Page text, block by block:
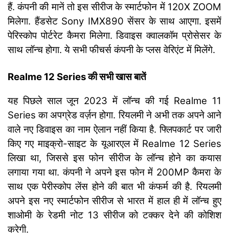
हैं. कंपनी की मानें तो इस सीरीज के स्मार्टफोन में 120X ZOOM
मिलेगा. हैंडसेट Sony IMX890 सेंसर के साथ आएगा. इसमें
पेरिस्कोप पोर्टरेट कैमरा मिलेगा. डिवाइस क्वालकॉम प्रोसेसर के
साथ लॉन्च होगा. ये सभी फीचर्स कंपनी के प्लस वेरिएंट में मिलेंगे.
Realme 12 Series की सभी खास बातें
यह पिछले साल जून 2023 में लॉन्च की गई Realme 11
Series का अपग्रेड वर्ज़न होगा. रियलमी ने अभी तक अपने आने
वाले नए डिवाइस का नाम ऐलान नहीं किया है. फ्लिपकार्ट पर जारी
किए गए माइक्रो-साइट के यूआरएल में Realme 12 Series
लिखा था, जिससे इस फोन सीरीज के लॉन्च होने का कयास
लगाया गया था. कंपनी ने अपने इस फोन में 200MP कैमरा के
साथ एक पेरीस्कोप लेंस होने की बात भी कंफर्म की है. रियलमी
अपने इस नए स्मार्टफोन सीरीज से भारत में हाल ही में लॉन्च हुए
शाओमी के रेडमी नोट 13 सीरीज को टक्कर देने की कोशिश
करेगी.